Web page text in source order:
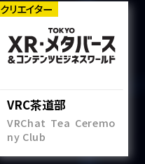
クリエイター
VRC茶道部
VRChat Tea Ceremo
ny Club